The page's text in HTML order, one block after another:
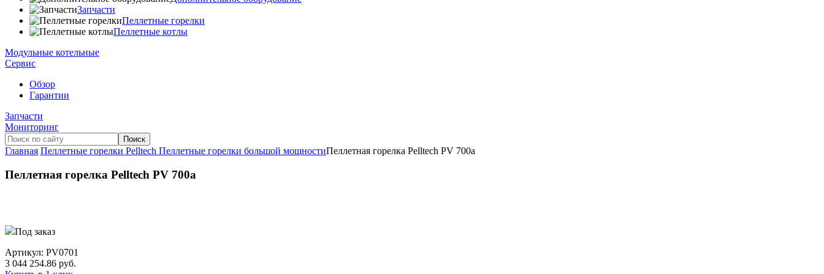
Запчасти
Пеллетные горелки
Пеллетные котлы
Модульные котельные
Сервис
Обзор
Гарантии
Запчасти
Мониторинг
Главная Пеллетные горелки Pelltech Пеллетные горелки большой мощностиПеллетная горелка Pelltech PV 700a
Пеллетная горелка Pelltech PV 700a
Под заказ
Артикул: PV0701
3 044 254.86 руб.